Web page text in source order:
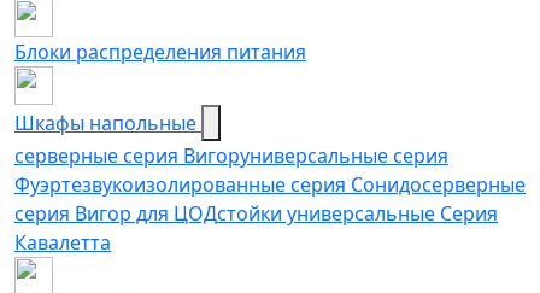
Блоки распределения питания
Шкафы напольные
серверные серия Вигоруниверсальные серия
Фуэртезвукоизолированные серия Сонидосерверные
серия Вигор для ЦОДстойки универсальные Серия
Кавалетта